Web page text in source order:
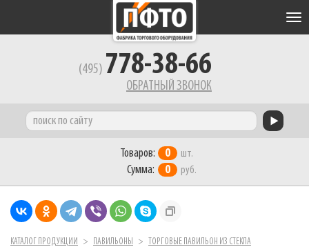
(495) 778-38-66
ОБРАТНЫЙ ЗВОНОК
Товаров: 0 шт.
Сумма: 0 руб.
КАТАЛОГ ПРОДУКЦИИ ПАВИЛЬОНЫ
ТОРГОВЫЕ ПАВИЛЬОН ИЗ СТЕКЛА